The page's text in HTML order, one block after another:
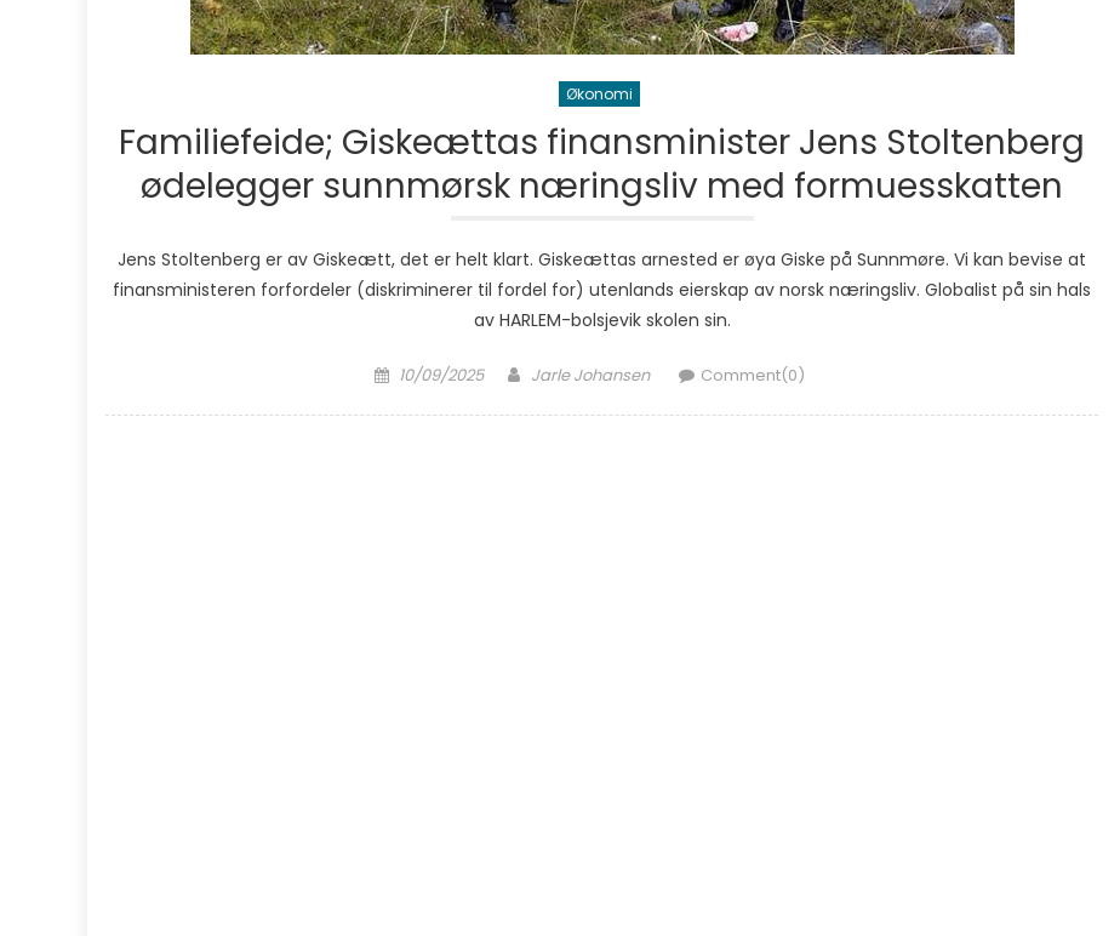
Økonomi
Familiefeide; Giskeættas finansminister Jens Stoltenberg
ødelegger sunnmørsk næringsliv med formuesskatten
Jens Stoltenberg er av Giskeætt, det er helt klart. Giskeættas arnested er øya Giske på Sunnmøre. Vi kan bevise at
finansministeren forfordeler (diskriminerer til fordel for) utenlands eierskap av norsk næringsliv. Globalist på sin hals
av HARLEM-bolsjevik skolen sin.
Posted on
10/09/2025 Author
Jarle Johansen Comment(0)